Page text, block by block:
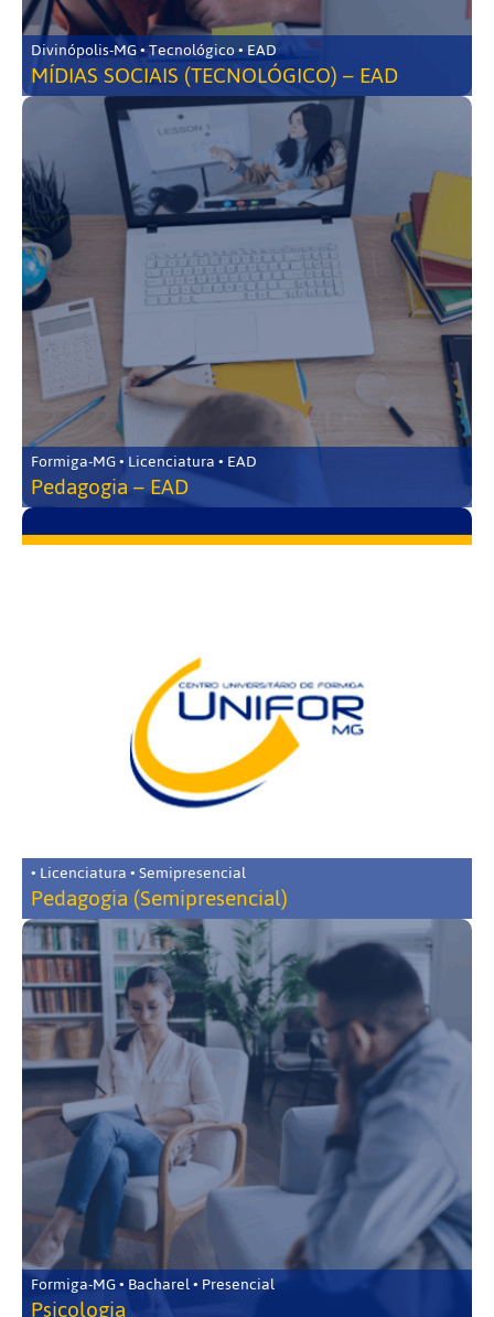
Divinópolis-MG • Tecnológico • EAD
MÍDIAS SOCIAIS (TECNOLÓGICO) – EAD
Formiga-MG • Licenciatura • EAD
Pedagogia – EAD
• Licenciatura • Semipresencial
Pedagogia (Semipresencial)
Formiga-MG • Bacharel • Presencial